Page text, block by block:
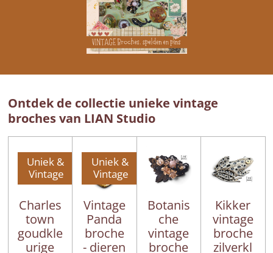
Ontdek de collectie unieke vintage
broches van LIAN Studio
Uniek &
Vintage
Charles
town
goudkle
urige
Uniek &
Vintage
Vintage
Panda
broche
- dieren
Botanis
che
vintage
broche
Kikker
vintage
broche
zilverkl